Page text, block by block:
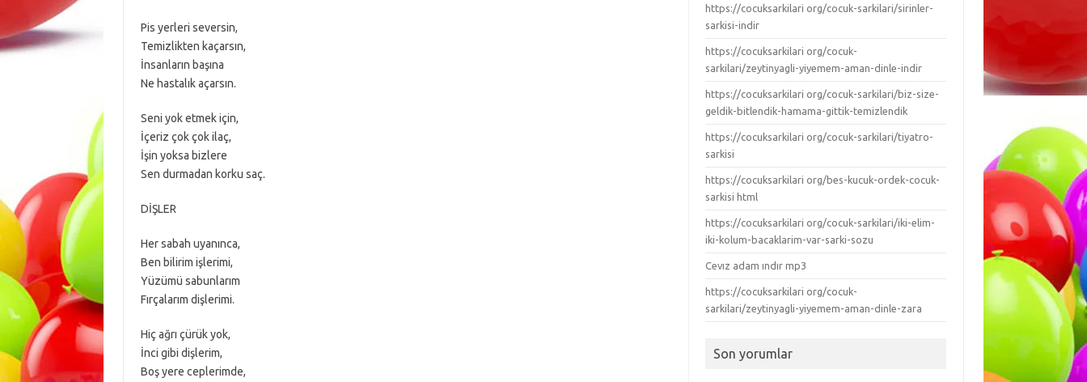
Pis yerleri seversin,
Temizlikten kaçarsın,
İnsanların başına
Ne hastalık açarsın.
Seni yok etmek için,
İçeriz çok çok ilaç,
İşin yoksa bizlere
Sen durmadan korku saç.
DİŞLER
Her sabah uyanınca,
Ben bilirim işlerimi,
Yüzümü sabunlarım
Fırçalarım dişlerimi.
Hiç ağrı çürük yok,
İnci gibi dişlerim,
Boş yere ceplerimde,
https://cocuksarkilari org/cocuk-sarkilari/sirinler-
sarkisi-indir
https://cocuksarkilari org/cocuk-
sarkilari/zeytinyagli-yiyemem-aman-dinle-indir
https://cocuksarkilari org/cocuk-sarkilari/biz-size-
geldik-bitlendik-hamama-gittik-temizlendik
https://cocuksarkilari org/cocuk-sarkilari/tiyatro-
sarkisi
https://cocuksarkilari org/bes-kucuk-ordek-cocuk-
sarkisi html
https://cocuksarkilari org/cocuk-sarkilari/iki-elim-
iki-kolum-bacaklarim-var-sarki-sozu
Cevız adam ındır mp3
https://cocuksarkilari org/cocuk-
sarkilari/zeytinyagli-yiyemem-aman-dinle-zara
Son yorumlar